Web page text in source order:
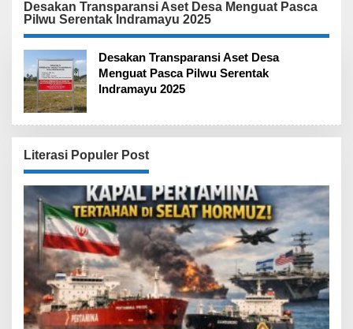
Pelanggaran Prosedur
oleh Tujuh Penyidik
Ditreskrimum Polda
Jawa Tengah
Penuh
Desakan Transparansi Aset Desa Menguat Pasca
Pilwu Serentak Indramayu 2025
Desakan Transparansi Aset Desa
Menguat Pasca Pilwu Serentak
Indramayu 2025
Literasi Populer Post